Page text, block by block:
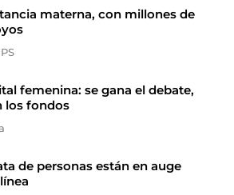
materna, con millones de
femenina: se gana el debate,
los fondos
de personas están en auge